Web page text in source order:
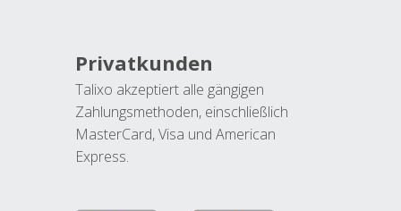
Privatkunden
Talixo akzeptiert alle gängigen
Zahlungsmethoden, einschließlich
MasterCard, Visa und American
Express.